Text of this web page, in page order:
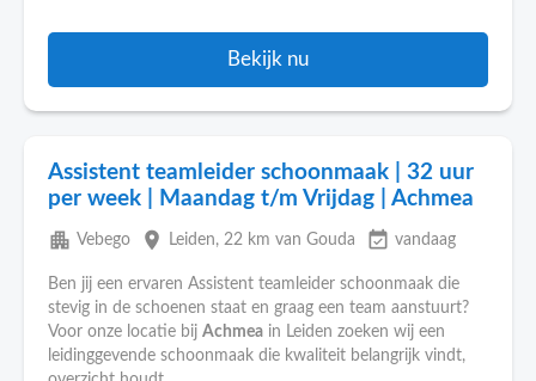
Bekijk nu
Assistent teamleider schoonmaak | 32 uur
per week | Maandag t/m Vrijdag | Achmea
apartment Vebego place Leiden, 22 km van Gouda event_available vandaag
Ben jij een ervaren Assistent teamleider schoonmaak die
stevig in de schoenen staat en graag een team aanstuurt?
Voor onze locatie bij Achmea in Leiden zoeken wij een
leidinggevende schoonmaak die kwaliteit belangrijk vindt,